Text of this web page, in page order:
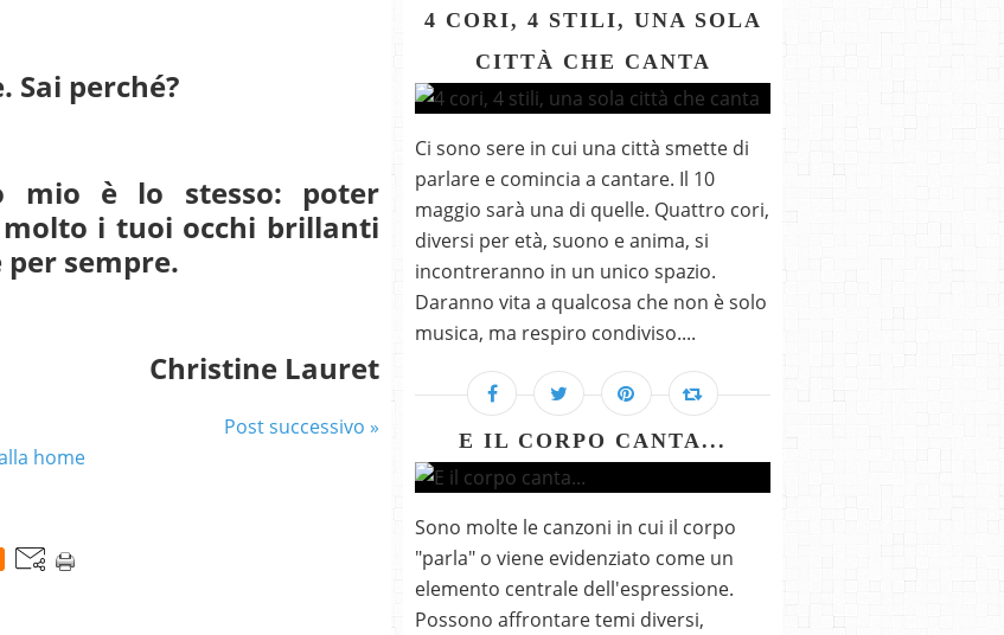
Sai perché?
mio è lo stesso: poter
i tuoi occhi brillanti
sempre.
Christine Lauret
Post successivo »
home
4 CORI, 4 STILI, UNA SOLA
CITTÀ CHE CANTA
Ci sono sere in cui una città smette di
parlare e comincia a cantare. Il 10
maggio sarà una di quelle. Quattro cori,
diversi per età, suono e anima, si
incontreranno in un unico spazio.
Daranno vita a qualcosa che non è solo
musica, ma respiro condiviso....
E IL CORPO CANTA...
Sono molte le canzoni in cui il corpo
"parla" o viene evidenziato come un
elemento centrale dell'espressione.
Possono affrontare temi diversi,